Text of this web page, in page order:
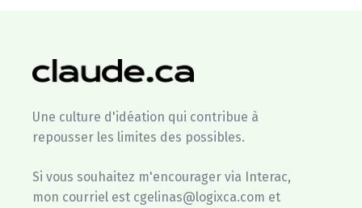
Une culture d'idéation qui contribue à
repousser les limites des possibles.
Si vous souhaitez m'encourager via Interac,
mon courriel est cgelinas@logixca.com et